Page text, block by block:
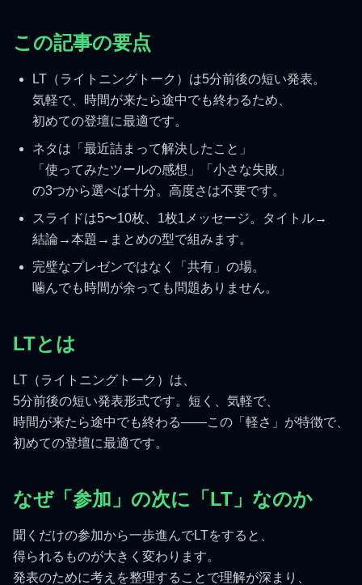
この記事の要点
LT（ライトニングトーク）は5分前後の短い発表。
気軽で、時間が来たら途中でも終わるため、
初めての登壇に最適です。
ネタは「最近詰まって解決したこと」
「使ってみたツールの感想」「小さな失敗」
の3つから選べば十分。高度さは不要です。
スライドは5〜10枚、1枚1メッセージ。タイトル→
結論→本題→まとめの型で組みます。
完璧なプレゼンではなく「共有」の場。
噛んでも時間が余っても問題ありません。
LTとは
LT（ライトニングトーク）は、
5分前後の短い発表形式です。短く、気軽で、
時間が来たら途中でも終わる——この「軽さ」が特徴で、
初めての登壇に最適です。
なぜ「参加」の次に「LT」なのか
聞くだけの参加から一歩進んでLTをすると、
得られるものが大きく変わります。
発表のために考えを整理することで理解が深まり、